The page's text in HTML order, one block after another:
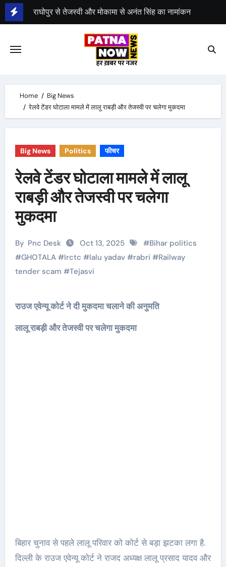
Skip
to
JDU ने जारी की 57 कैंडिडेट्स की पहली लिस्ट
Home
Big News
रेलवे टेंडर घोटाला मामले में लालू राबड़ी और तेजस्वी पर चलेगा मुकदमा
Big News Politics फीचर
रेलवे टेंडर घोटाला मामले में लालू
राबड़ी और तेजस्वी पर चलेगा
मुकदमा
By Pnc Desk Oct 13, 2025 #Bihar politics
#GHOTALA#Irctc #lalu yadav#rabri #Railway
tender scam #Tejasvi
राउज एवेन्यू कोर्ट ने दी मुकदमा चलाने की अनुमति
लालू राबड़ी और तेजस्वी पर चलेगा मुकदमा
बिहार चुनाव से पहले लालू परिवार को कोर्ट से बड़ा झटका लगा है.
दिल्ली के राउज एवेन्यू कोर्ट ने राजद अध्यक्ष लालू प्रसाद यादव और